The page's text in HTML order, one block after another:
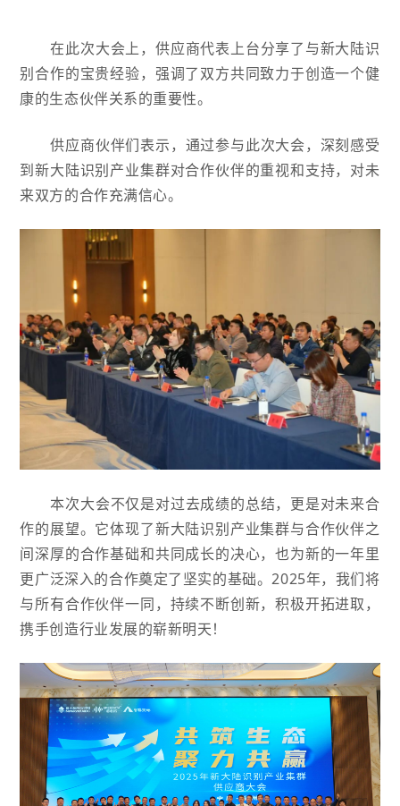
在此次大会上，供应商代表上台分享了与新大陆识
别合作的宝贵经验，强调了双方共同致力于创造一个健
康的生态伙伴关系的重要性。
供应商伙伴们表示，通过参与此次大会，深刻感受
到新大陆识别产业集群对合作伙伴的重视和支持，对未
来双方的合作充满信心。
本次大会不仅是对过去成绩的总结，更是对未来合
作的展望。它体现了新大陆识别产业集群与合作伙伴之
间深厚的合作基础和共同成长的决心，也为新的一年里
更广泛深入的合作奠定了坚实的基础。2025年，我们将
与所有合作伙伴一同，持续不断创新，积极开拓进取，
携手创造行业发展的崭新明天！